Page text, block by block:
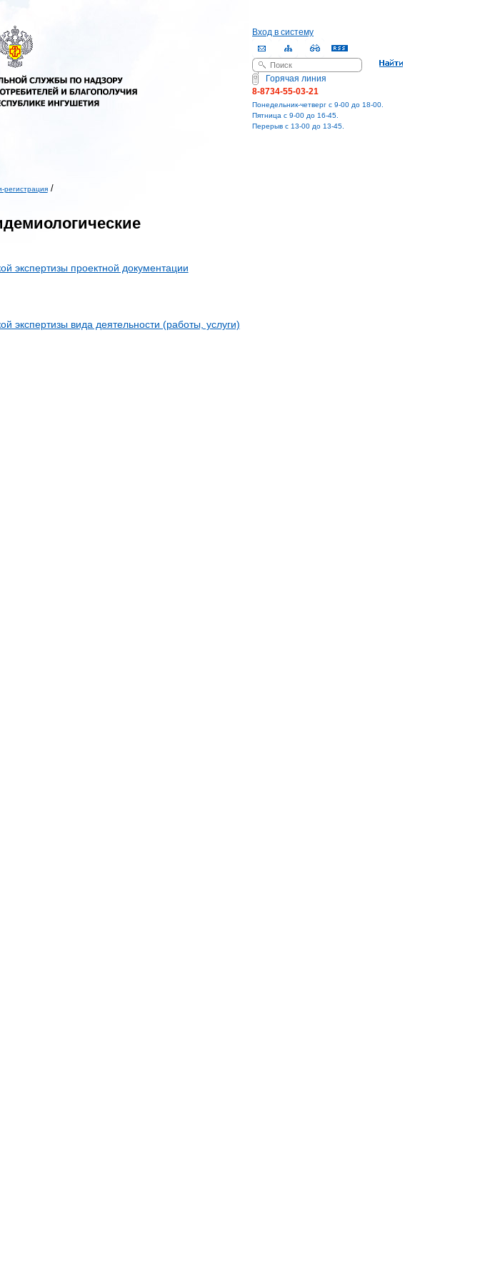
Вход в систему
Форма поиска
Поиск
Горячая линия
8-8734-55-03-21
Понедельник-четверг с 9-00 до 18-00.
Пятница с 9-00 до 16-45.
Перерыв с 13-00 до 13-45.
регистрация /
экспертизы проектной документации
экспертизы вида деятельности (работы, услуги)